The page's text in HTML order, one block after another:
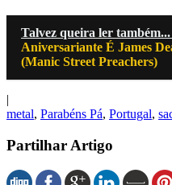
Talvez queira ler também...
Aniversariante É James
(Manic Street Preachers)
|
metal, Parabéns Pá, Portugal,
Partilhar Artigo